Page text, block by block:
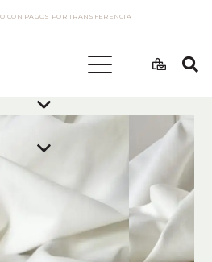
CON PAGOS POR TRANSFERENCIA